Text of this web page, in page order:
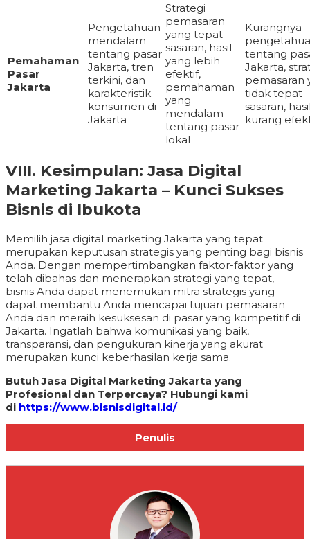
Pemahaman
Pasar
Jakarta
Pengetahuan
mendalam
tentang pasar
Jakarta, tren
terkini, dan
karakteristik
konsumen di
Jakarta
Strategi
pemasaran
yang tepat
sasaran, hasil
yang lebih
efektif,
pemahaman
yang
mendalam
tentang pasar
lokal
Kurangnya
tentang
Jakarta,
pemasaran
tidak tepat
sasaran,
kurang
VIII. Kesimpulan: Jasa Digital
Marketing Jakarta – Kunci Sukses
Bisnis di Ibukota
Memilih jasa digital marketing Jakarta yang tepat
merupakan keputusan strategis yang penting bagi bisnis
Anda. Dengan mempertimbangkan faktor-faktor yang
telah dibahas dan menerapkan strategi yang tepat,
bisnis Anda dapat menemukan mitra strategis yang
dapat membantu Anda mencapai tujuan pemasaran
Anda dan meraih kesuksesan di pasar yang kompetitif di
Jakarta. Ingatlah bahwa komunikasi yang baik,
transparansi, dan pengukuran kinerja yang akurat
merupakan kunci keberhasilan kerja sama.
Butuh Jasa Digital Marketing Jakarta yang
Profesional dan Terpercaya? Hubungi kami
di https://www.bisnisdigital.id/
Penulis